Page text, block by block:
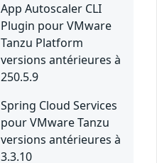
App Autoscaler CLI
Plugin pour VMware
Tanzu Platform
versions antérieures à
250.5.9
Spring Cloud Services
pour VMware Tanzu
versions antérieures à
3.3.10